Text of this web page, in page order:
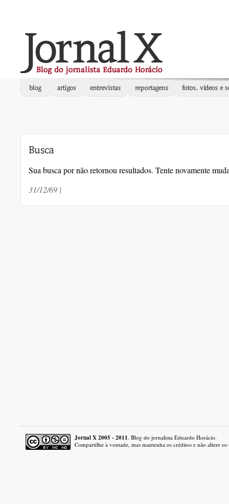
Sua busca pornão retornou resultados. Tente novamente
31/12/69 |
Jornal X 2005 - 2011. Blog do jornalista Eduardo Horácio.
Compartilhe à vontade, mas mantenha os créditos e não altere os